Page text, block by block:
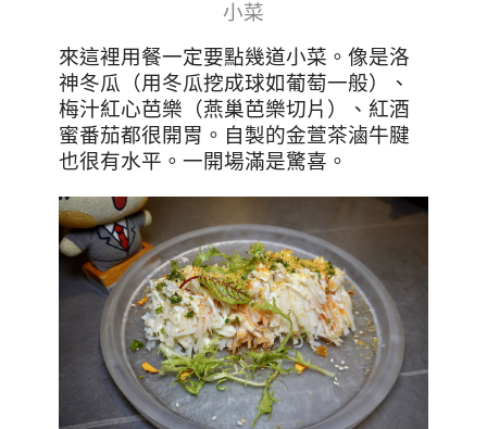
小菜
來這裡用餐一定要點幾道小菜。像是洛
神冬瓜（用冬瓜挖成球如葡萄一般）、
梅汁紅心芭樂（燕巢芭樂切片）、紅酒
蜜番茄都很開胃。自製的金萱茶滷牛腱
也很有水平。一開場滿是驚喜。